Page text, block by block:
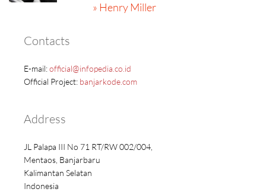
» Henry Miller
Contacts
E-mail:official@infopedia.co.id
Official Project: banjarkode.com
Address
JL Palapa III No 71 RT/RW 002/004,
Mentaos, Banjarbaru
Kalimantan Selatan
Indonesia